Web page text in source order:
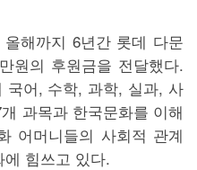
해까지 6년간 롯데 다문
원의 후원금을 전달했다.
국어, 수학, 과학, 실과, 사
과목과 한국문화를 이해
어머니들의 사회적 관계
힘쓰고 있다.